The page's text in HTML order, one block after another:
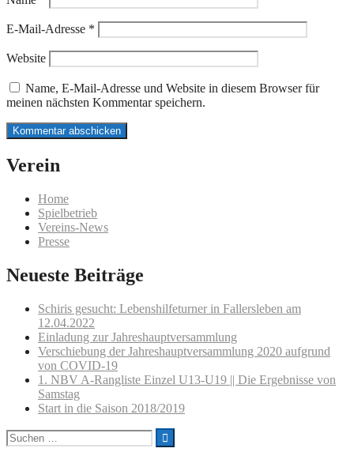
E-Mail-Adresse *
Website
Name, E-Mail-Adresse und Website in diesem Browser für
meinen nächsten Kommentar speichern.
Verein
Home
Spielbetrieb
Vereins-News
Presse
Neueste Beiträge
Schiris gesucht: Lebenshilfeturner in Fallersleben am
12.04.2022
Einladung zur Jahreshauptversammlung
Verschiebung der Jahreshauptversammlung 2020 aufgrund
von COVID-19
1. NBV A-Rangliste Einzel U13-U19 || Die Ergebnisse von
Samstag
Start in die Saison 2018/2019
Suchen
nach: